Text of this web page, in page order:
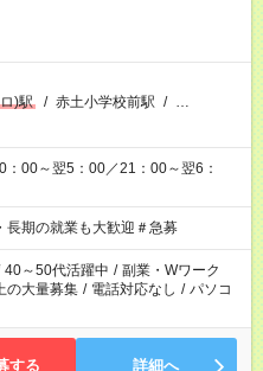
)駅 / 赤土小学校前駅 / …
：00～翌5：00／21：00～翌6：
期の就業も大歓迎＃急募
40～50代活躍中 / 副業・Wワーク
の大量募集 / 電話対応なし / パソコ
する 詳細へ